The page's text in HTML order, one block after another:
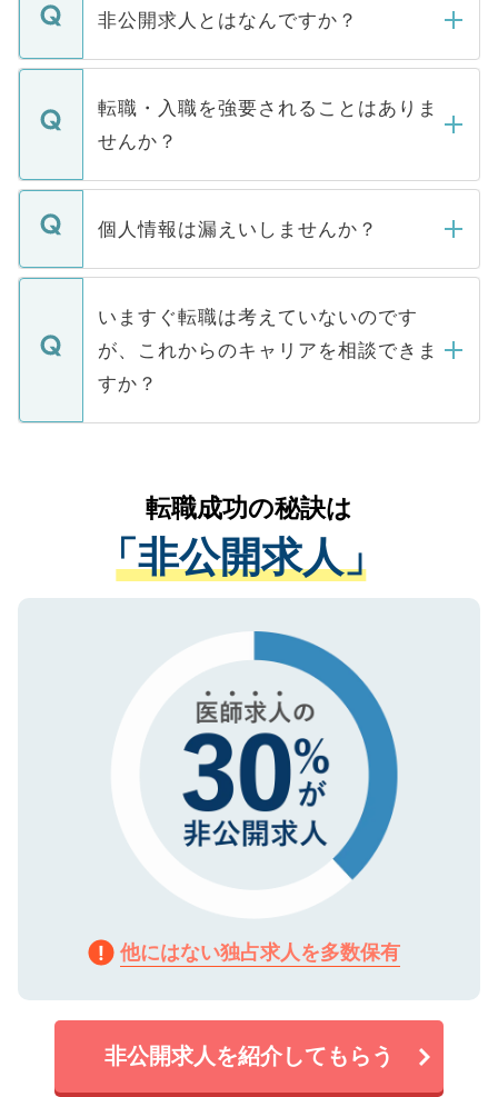
登録内容を確認し、その後メールもしくは
ます。通常、5営業日以内にはご連絡をせて
いただきますので、しばらくお待ちくださ
非公開求人とはなんですか？
マイナビDOCTORで取り扱っている求人の
うち約3割は、Webサイトからご覧いただ
けない「非公開求人」です。非公開求人は
下記の理由によって、一般には公開してい
ません。
■応募殺到を避けるため 人気のある医療機
関を公にしてしまうと、応募が殺到する場
に、医療機関が求める条件に合った人材の
みを人材紹介会社に依頼するケースが増え
ています。
転職・入職を強要されることはありま
せんか？
転職・入職を強要することは一切ありませ
ん。また、仮に応募先から内定をいただい
定を承諾する必要はありません。内定先へ
の辞退の連絡はキャリアパートナーが行い
個人情報は漏えいしませんか？
個人情報が漏えいすることはありませんの
で、ご安心ください。当サイトからの登録
などで収集したご登録者様の個人情報は、
ご本人のキャリアアップおよび転職活動の
支援を目的に使用いたします。お預かりし
ているすべての個人データはご本人の許可
は、個人情報の取り扱いについての厳密な
管理基準を満たした事業者のみに付与され
る、プライバシーマークを取得済みです。
で、機密保持に関してもご安心ください。
いますぐ転職は考えていないのです
が、これからのキャリアを相談できま
すか？
かがいして、現在の医療機関の状況や紹介
経験をまじえながら、適切なアドバイスを
させていただきます。すぐにご転職をされ
ない方には、長期的なサポートが可能です
ので、まずはご登録ください。
転職成功の秘訣は
「非公開求人」
他にはない独占求人を多数保有
非公開求人を紹介してもらう